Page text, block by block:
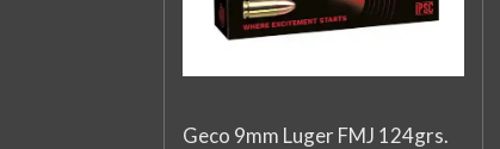
Geco 9mm Luger FMJ 124grs.